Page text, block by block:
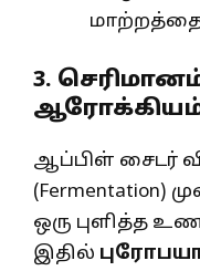
3.
ஆரோக்கியம்
ஆப்பிள் சைடர்
(Fermentation)
ஒரு புளித்த
இதில்